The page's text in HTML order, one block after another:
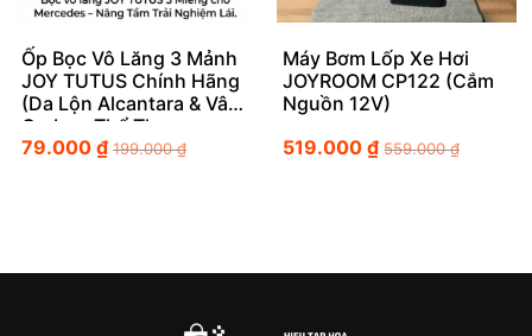
Ốp Bọc Vô Lăng 3 Mảnh
JOY TUTUS Chính Hãng
(Da Lộn Alcantara & Vân
Carbon Thể Thao
79.000 ₫ 199.000₫
Máy Bơm Lốp Xe Hơi
JOYROOM CP122 (Cắm
Nguồn 12V)
519.000₫ 559.000₫